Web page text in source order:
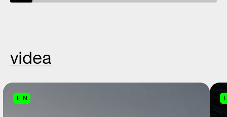
videa
EN